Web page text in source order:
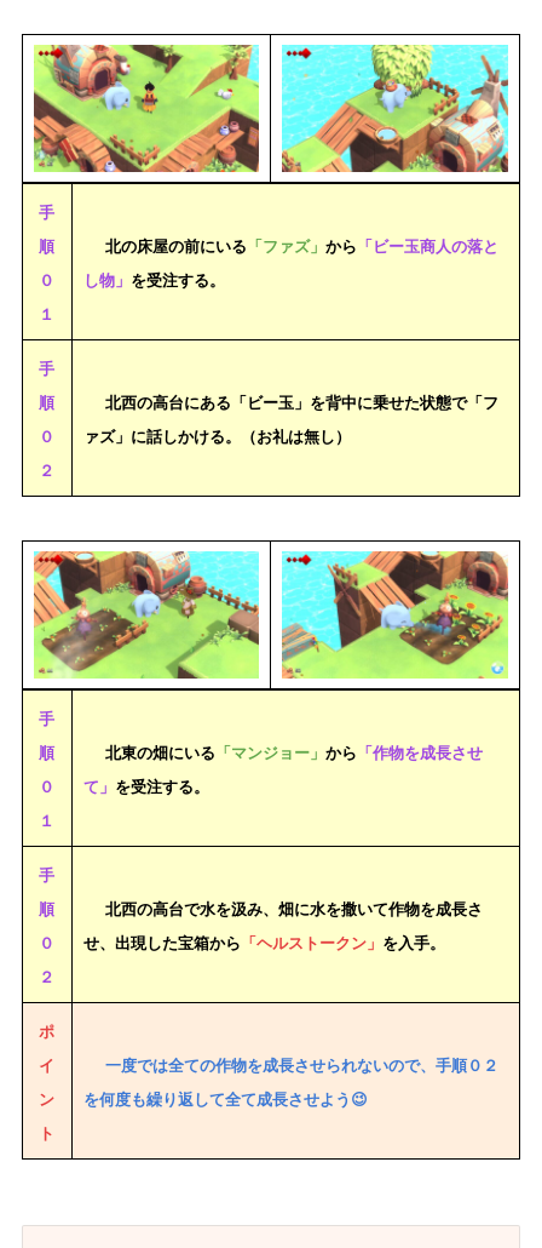
手
順
０
１
北の床屋の前にいる 「ファズ」 から 「ビー玉商人の落と
し物」 を受注する。
手
順
０
２
北西の高台にある「ビー玉」を背中に乗せた状態で「フ
ァズ」に話しかける。（お礼は無し）
手
順
０
１
北東の畑にいる 「マンジョー」 から 「作物を成長させ
て」 を受注する。
手
順
０
２
北西の高台で水を汲み、畑に水を撒いて作物を成長さ
せ、出現した宝箱から 「ヘルストークン」 を入手。
ポ
イ
ン
ト
一度では全ての作物を成長させられないので、手順０２
を何度も繰り返して全て成長させよう😉